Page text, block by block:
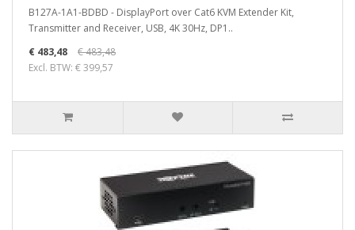
B127A-1A1-BDBD - DisplayPort over Cat6 KVM Extender Kit,
Transmitter and Receiver, USB, 4K 30Hz, DP1..
€ 483,48
€ 483,48
Excl. BTW: € 399,57